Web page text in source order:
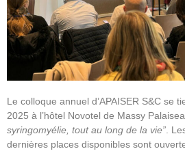
Le colloque annuel d’APAISER S&C se
2025 à l’hôtel Novotel de Massy
syringomyélie, tout au long de la vie” .
dernières places disponibles sont